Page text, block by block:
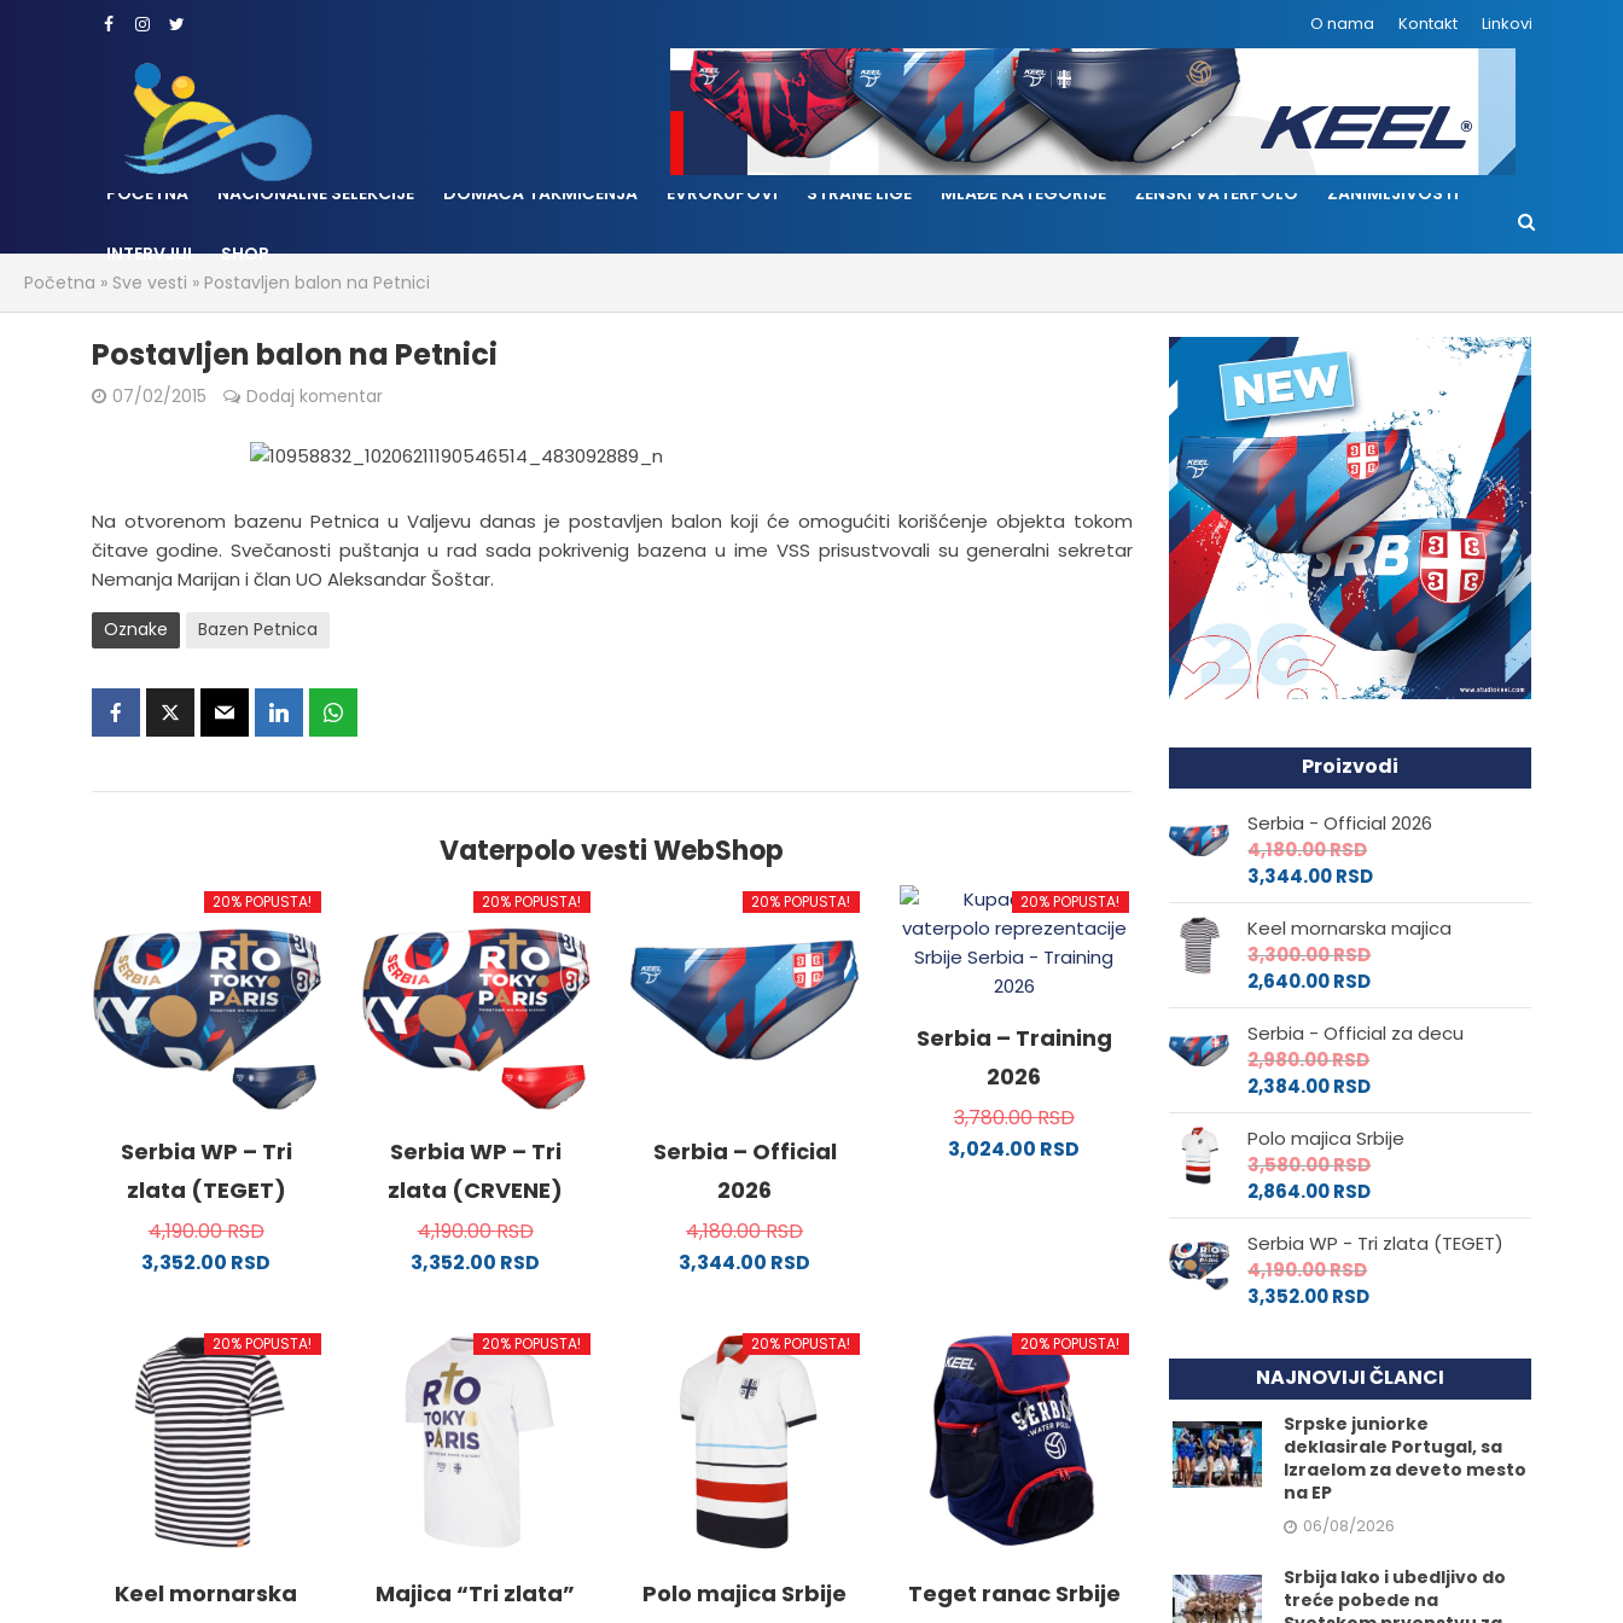
O nama Kontakt Linkovi
POČETNA NACIONALNE SELEKCIJE DOMAĆA TAKMIČENJA EVROKUPOVI STRANE LIGE MLAĐE KATEGORIJE ŽENSKI VATERPOLO ZANIMLJIVOSTI
INTERVJUI
SHOP
Početna » Sve vesti » Postavljen balon na Petnici
Postavljen balon na Petnici
07/02/2015 Dodaj komentar
Na otvorenom bazenu Petnica u Valjevu danas je postavljen balon koji će omogućiti korišćenje objekta tokom
čitave godine. Svečanosti puštanja u rad sada pokrivenig bazena u ime VSS prisustvovali su generalni sekretar
Nemanja Marijan i član UO Aleksandar Šoštar.
Oznake Bazen Petnica
Vaterpolo vesti WebShop
20% POPUSTA!
Serbia WP – Tri
zlata (TEGET)
4,190.00RSD
3,352.00 RSD
ima
više
varijanti.
Opcije
mogu
biti
izabrane
na
stranici
20% POPUSTA!
Serbia WP – Tri
zlata (CRVENE)
4,190.00RSD
3,352.00 RSD
ima
više
varijanti.
Opcije
mogu
stranici
20% POPUSTA!
Serbia – Official
2026
4,180.00RSD
3,344.00 RSD
ima
više
varijanti.
Opcije
mogu
biti
izabrane
na
stranici
proizvoda.
20% POPUSTA!
Serbia – Training
2026
3,780.00RSD
3,024.00 RSD
mogu
biti
izabrane
na
stranici
proizvoda.
20% POPUSTA!
Keel mornarska
20% POPUSTA!
Majica “Tri zlata”
20% POPUSTA!
Polo majica Srbije
20% POPUSTA!
Teget ranac Srbije
Proizvodi
Serbia - Official 2026
4,180.00RSD
3,344.00RSD
Keel mornarska majica
3,300.00RSD
2,640.00RSD
Serbia - Official za decu
2,980.00RSD
2,384.00RSD
Polo majica Srbije
3,580.00RSD
2,864.00RSD
Serbia WP - Tri zlata (TEGET)
4,190.00RSD
3,352.00RSD
NAJNOVIJI ČLANCI
Srpske juniorke
deklasirale Portugal, sa
Izraelom za deveto mesto
na EP
06/08/2026
Srbija lako i ubedljivo do
treće pobede na